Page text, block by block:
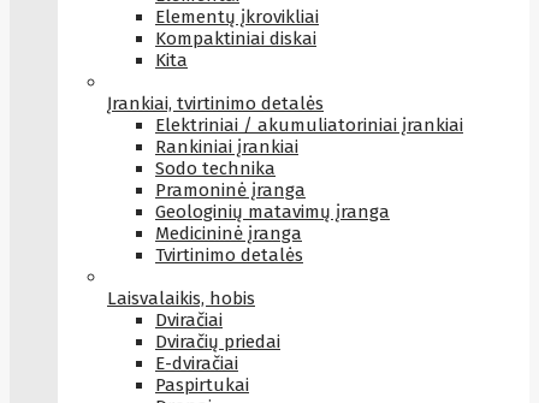
Elementų įkrovikliai
Kompaktiniai diskai
Kita
Įrankiai, tvirtinimo detalės
Elektriniai / akumuliatoriniai įrankiai
Rankiniai įrankiai
Sodo technika
Pramoninė įranga
Geologinių matavimų įranga
Medicininė įranga
Tvirtinimo detalės
Laisvalaikis, hobis
Dviračiai
Dviračių priedai
E-dviračiai
Paspirtukai